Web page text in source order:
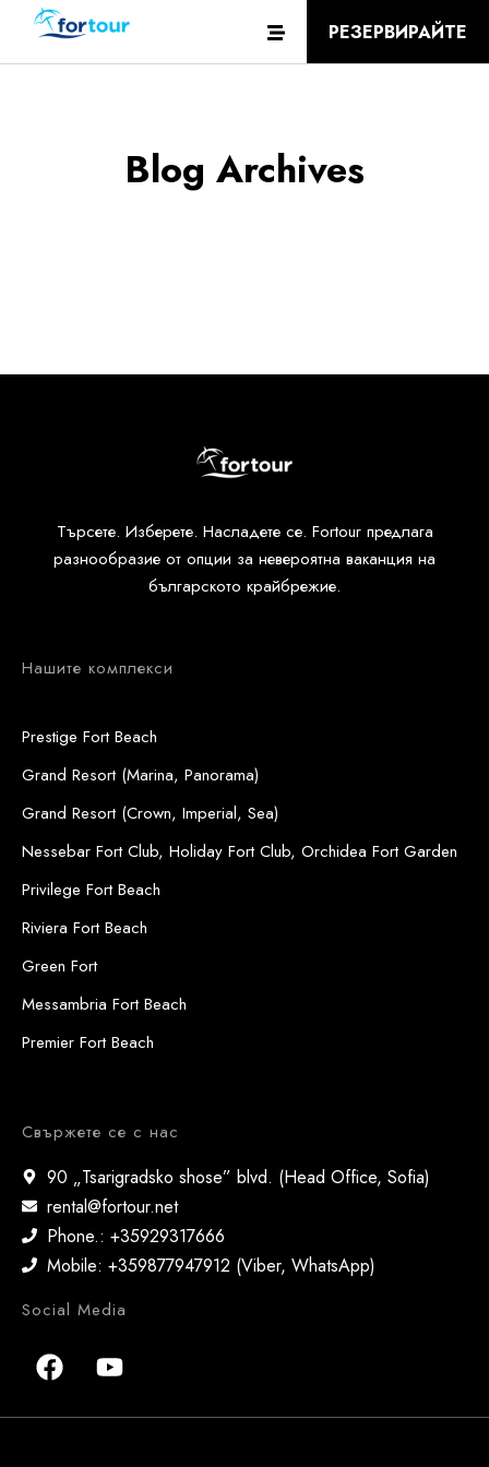
РЕЗЕРВИРАЙТЕ
Blog Archives
Търсете. Изберете. Насладете се. Fortour предлага
разнообразие от опции за невероятна ваканция на
българското крайбрежие.
Нашите комплекси
Prestige Fort Beach
Grand Resort (Marina, Panorama)
Grand Resort (Crown, Imperial, Sea)
Nessebar Fort Club, Holiday Fort Club, Orchidea Fort Garden
Privilege Fort Beach
Riviera Fort Beach
Green Fort
Messambria Fort Beach
Premier Fort Beach
Свържете се с нас
90 „Tsarigradsko shose” blvd. (Head Office, Sofia)
rental@fortour.net
Phone.: +35929317666
Mobile: +359877947912 (Viber, WhatsApp)
Social Media